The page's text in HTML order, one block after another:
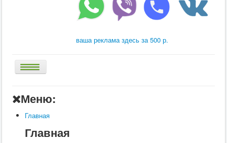
ваша реклама здесь за 500 р.
Меню:
Главная
Главная